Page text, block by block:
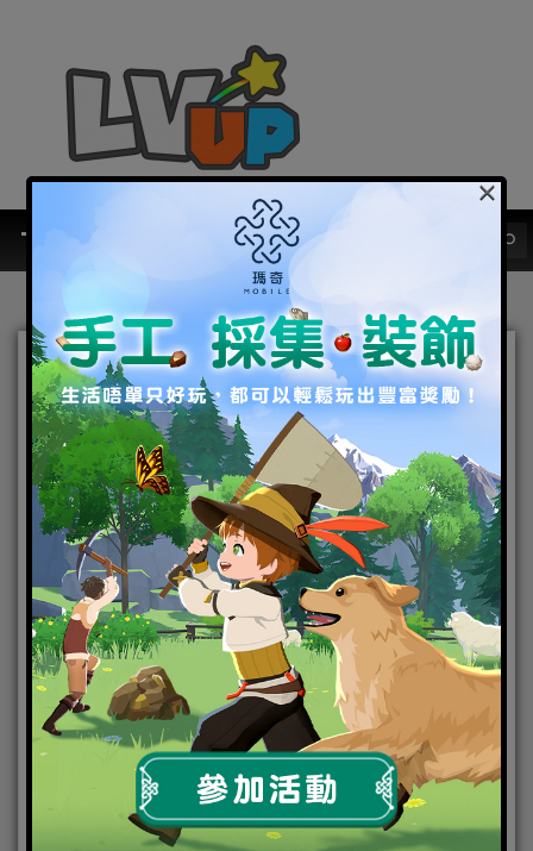
靈狐仙境
《靈狐仙境》改版資料片「三生三
世月桂情」 全新「人氣」系統開啟
2017-03-09 |Android,IOS,手機遊戲,焦點新聞
由Efun遊戲平台所代理的3D唯美手遊《靈狐仙境》推
×